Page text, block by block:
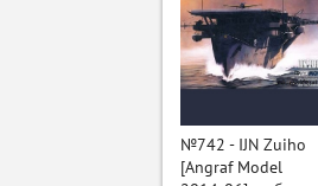
№742 - IJN Zuiho
[Angraf Model